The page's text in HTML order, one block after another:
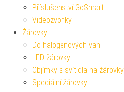
Příslušenství GoSmart
Videozvonky
Žárovky
Do halogenových van
LED žárovky
Objímky a svítidla na žárovky
Speciální žárovky